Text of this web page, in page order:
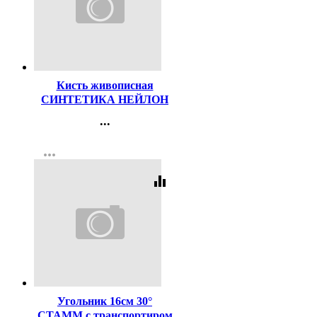
Кисть живописная
СИНТЕТИКА НЕЙЛОН
...
Регистрация
more_horiz
equalizer
Угольник 16см 30°